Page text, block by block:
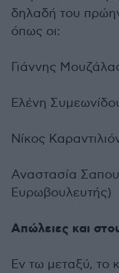
δηλαδή του
όπως οι:
Γιάννης
Ελένη
Νίκος
Αναστασία
Ευρωβουλευτής)
Απώλειες και
Εν τω μεταξύ, το